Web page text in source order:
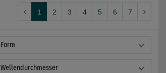
1 2 3 4 5 6 7
Form
Wellendurchmesser